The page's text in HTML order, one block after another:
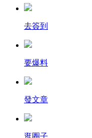
去簽到
要爆料
發文章